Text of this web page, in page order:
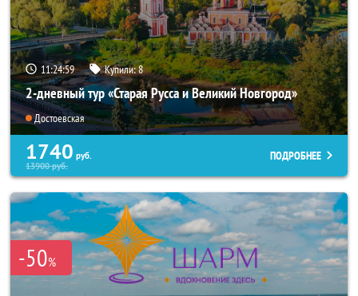
11:24:56 Купили:8
2-дневный тур «Старая Русса и Великий Новгород»
Достоевская
1740 руб.
13900руб.
ПОДРОБНЕЕ
-50%